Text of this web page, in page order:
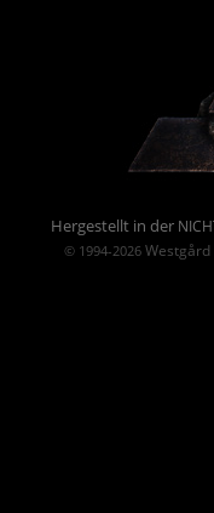
Hergestellt in der
© 1994-2026 Westgård